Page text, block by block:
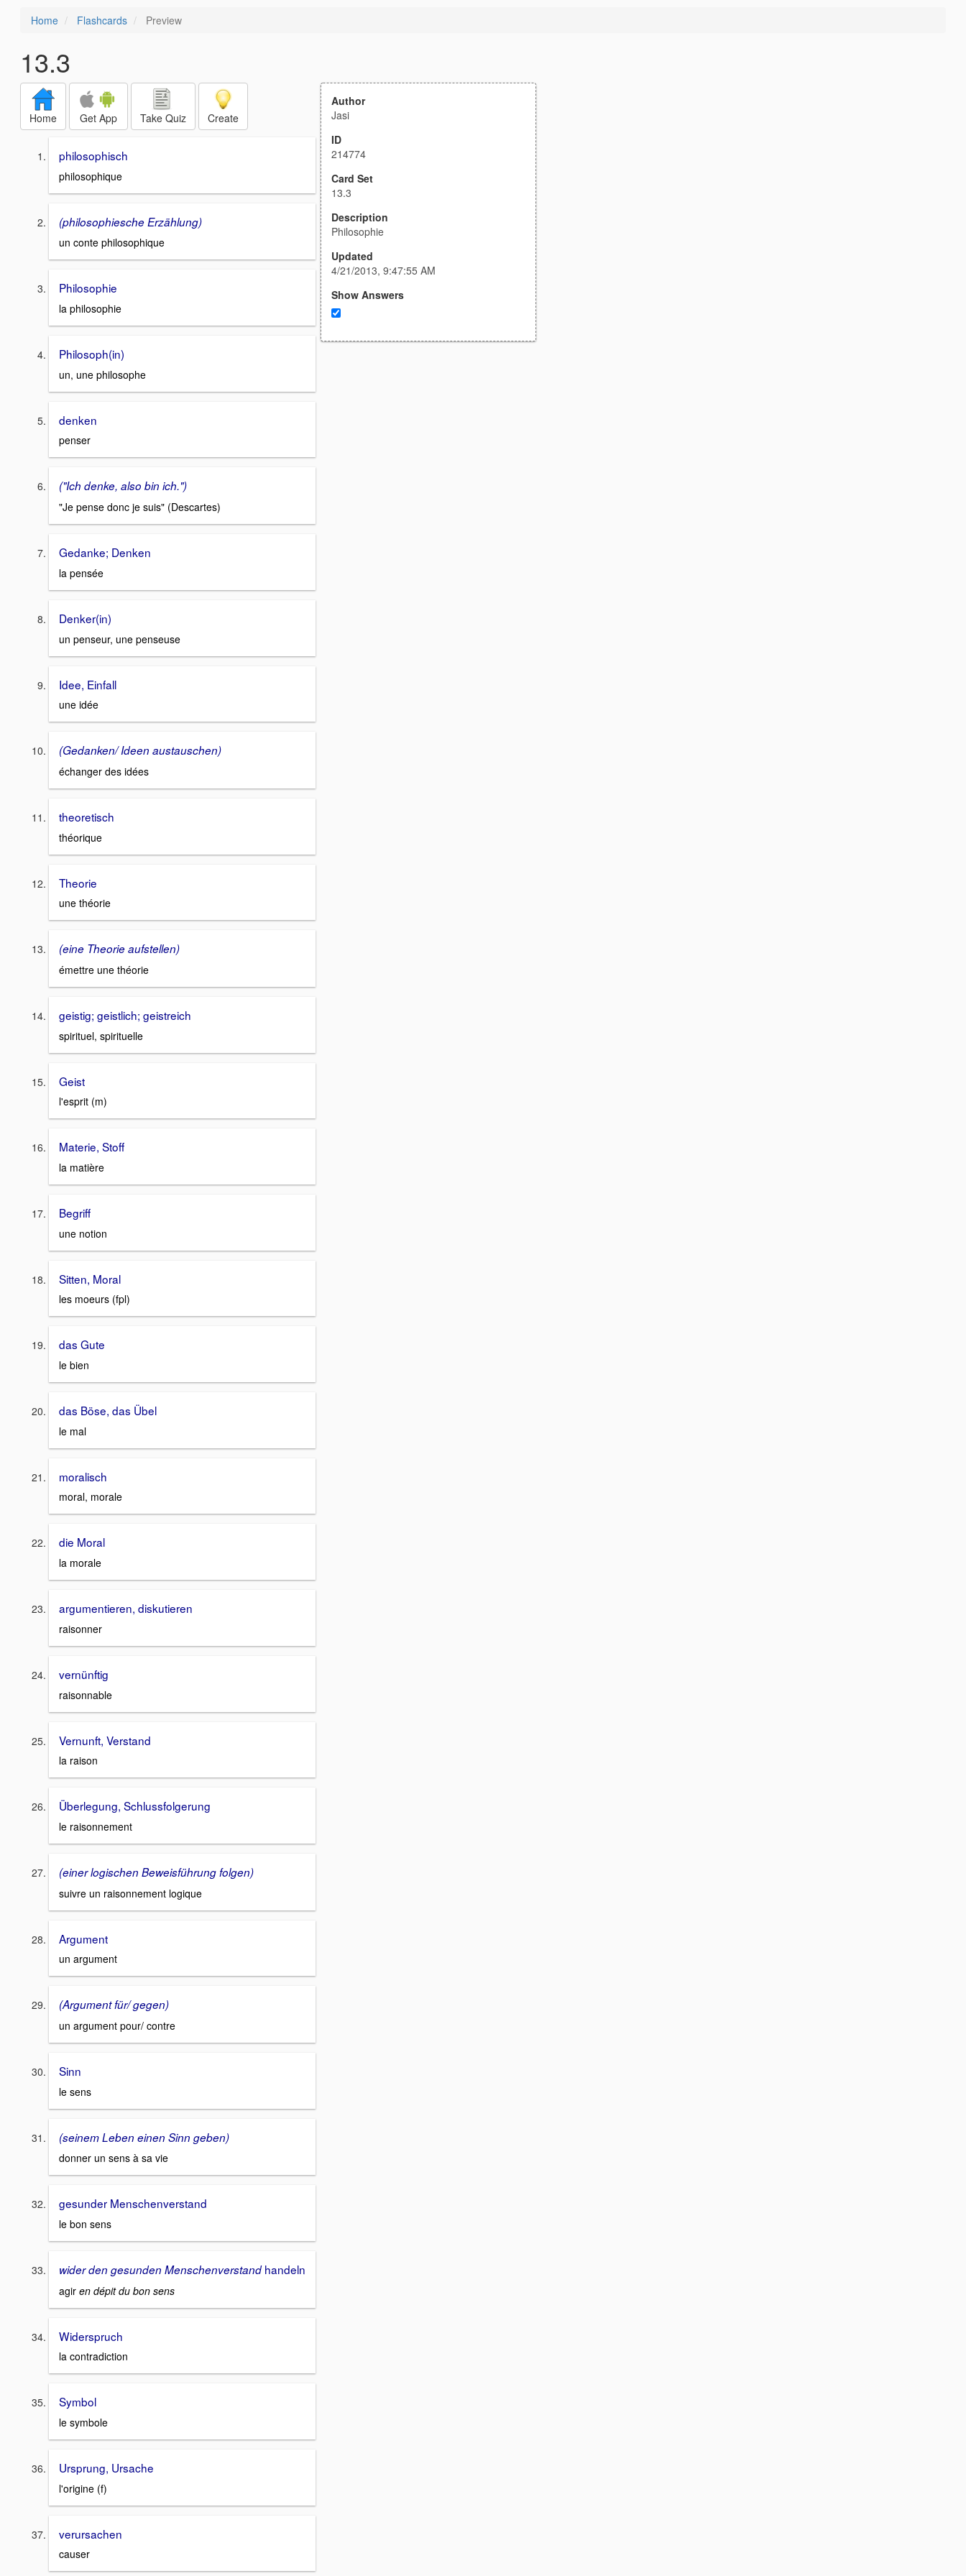
Home Flashcards Preview
13.3
Home Get App Take Quiz Create
philosophisch
philosophique
(philosophiesche Erzählung)
un conte philosophique
Philosophie
la philosophie
Philosoph(in)
un, une philosophe
denken
penser
("Ich denke, also bin ich.")
"Je pense donc je suis" (Descartes)
Gedanke; Denken
la pensée
Denker(in)
un penseur, une penseuse
Idee, Einfall
une idée
(Gedanken/ Ideen austauschen)
échanger des idées
theoretisch
théorique
Theorie
une théorie
(eine Theorie aufstellen)
émettre une théorie
geistig; geistlich; geistreich
spirituel, spirituelle
Geist
l'esprit (m)
Materie, Stoff
la matière
Begriff
une notion
Sitten, Moral
les moeurs (fpl)
das Gute
le bien
das Böse, das Übel
le mal
moralisch
moral, morale
die Moral
la morale
argumentieren, diskutieren
raisonner
vernünftig
raisonnable
Vernunft, Verstand
la raison
Überlegung, Schlussfolgerung
le raisonnement
(einer logischen Beweisführung folgen)
suivre un raisonnement logique
Argument
un argument
(Argument für/ gegen)
un argument pour/ contre
Sinn
le sens
(seinem Leben einen Sinn geben)
donner un sens à sa vie
gesunder Menschenverstand
le bon sens
wider den gesunden Menschenverstandhandeln
agir en dépit du bon sens
Widerspruch
la contradiction
Symbol
le symbole
Ursprung, Ursache
l'origine (f)
verursachen
causer
Author
Jasi
ID
214774
Card Set
13.3
Description
Philosophie
Updated
4/21/2013, 9:47:55 AM
Show Answers